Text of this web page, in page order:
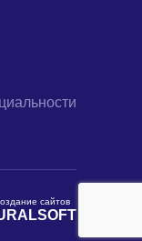
сайтов